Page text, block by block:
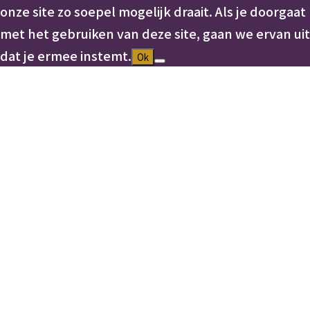
onze site zo soepel mogelijk draait. Als je doorgaat
met het gebruiken van deze site, gaan we ervan uit
dat je ermee instemt. Ok